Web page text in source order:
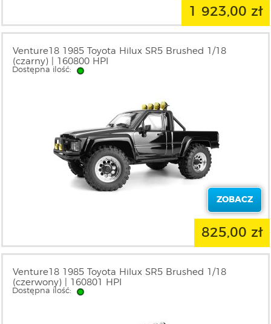
1 923,00 zł
Venture18 1985 Toyota Hilux SR5 Brushed 1/18
(czarny) | 160800 HPI
Dostępna ilość:
ZOBACZ
825,00 zł
Venture18 1985 Toyota Hilux SR5 Brushed 1/18
(czerwony) | 160801 HPI
Dostępna ilość: